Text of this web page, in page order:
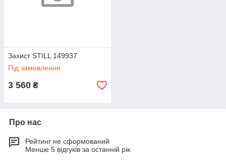
Захист STILL 149937
Під замовлення
3 560 ₴
Про нас
Рейтинг не сформований
Менше 5 відгуків за останній рік